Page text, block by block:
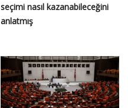
seçimi nasıl kazanabileceğini
anlatmış